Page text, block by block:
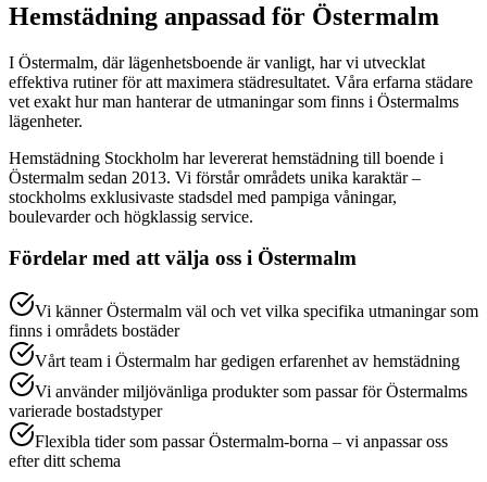
Hemstädning anpassad för Östermalm
I Östermalm, där lägenhetsboende är vanligt, har vi utvecklat
effektiva rutiner för att maximera städresultatet. Våra erfarna städare
vet exakt hur man hanterar de utmaningar som finns i Östermalms
lägenheter.
Hemstädning Stockholm har levererat hemstädning till boende i
Östermalm sedan 2013. Vi förstår områdets unika karaktär –
stockholms exklusivaste stadsdel med pampiga våningar,
boulevarder och högklassig service.
Fördelar med att välja oss i Östermalm
Vi känner Östermalm väl och vet vilka specifika utmaningar som
finns i områdets bostäder
Vårt team i Östermalm har gedigen erfarenhet av hemstädning
Vi använder miljövänliga produkter som passar för Östermalms
varierade bostadstyper
Flexibla tider som passar Östermalm-borna – vi anpassar oss
efter ditt schema